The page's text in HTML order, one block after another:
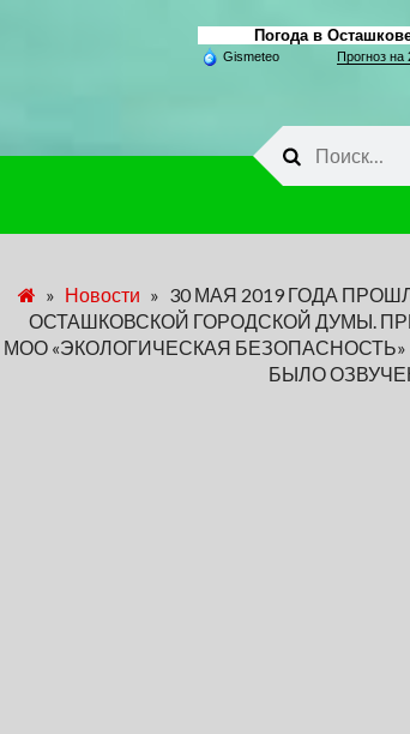
Погода в
Gismeteo Прогноз на
» Новости » 30 МАЯ 2019 ГОДА
ОСТАШКОВСКОЙ ГОРОДСКОЙ ДУМЫ.
МОО «ЭКОЛОГИЧЕСКАЯ
БЫЛО